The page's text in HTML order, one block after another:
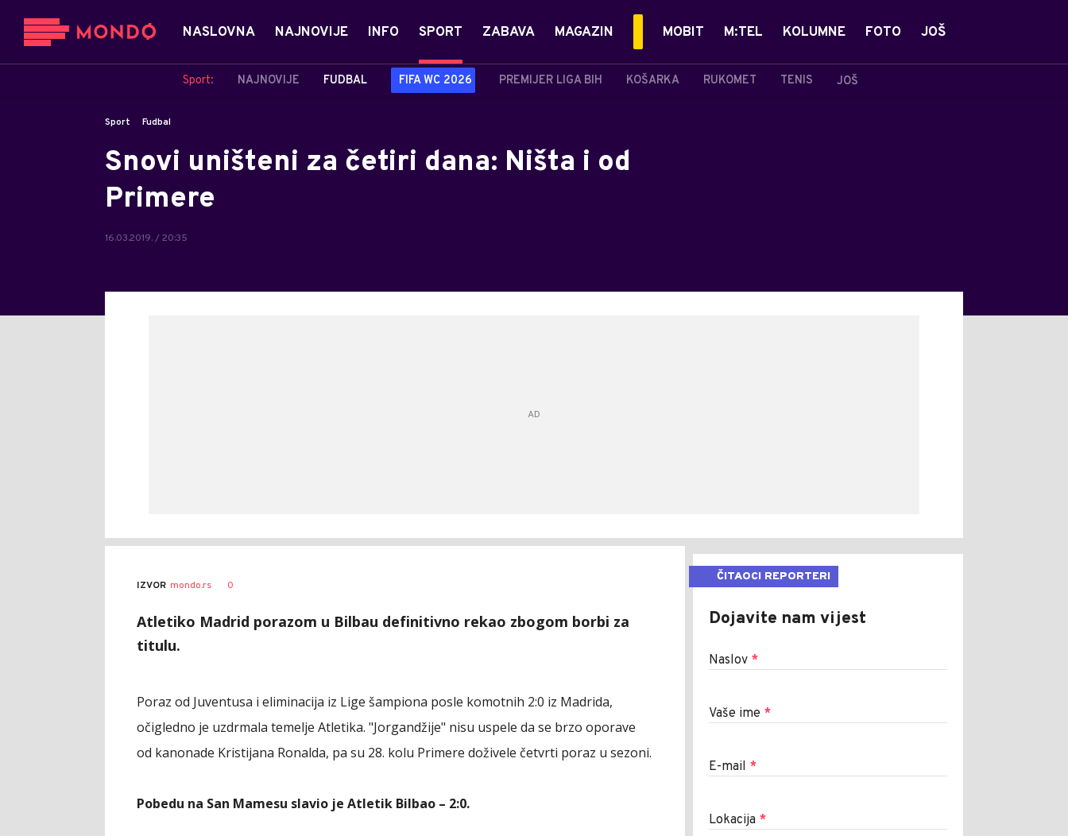
NASLOVNA NAJNOVIJE INFO SPORT
Sport: NAJNOVIJE FUDBAL FIFA WC 2026 PREMIJER LIGA BIH KOŠARKA RUKOMET TENIS JOŠ
ZABAVA MAGAZIN MOBIT M:TEL KOLUMNE FOTO JOŠ
Sport Fudbal
Snovi uništeni za četiri dana: Ništa i od
Primere
16.03.2019. / 20:35
IZVOR mondo.rs 0
Atletiko Madrid porazom u Bilbau definitivno rekao zbogom borbi za
titulu.
Poraz od Juventusa i eliminacija iz Lige šampiona posle komotnih 2:0 iz Madrida,
očigledno je uzdrmala temelje Atletika. "Jorgandžije" nisu uspele da se brzo oporave
od kanonade Kristijana Ronalda, pa su 28. kolu Primere doživele četvrti poraz u sezoni.
Pobedu na San Mamesu slavio je Atletik Bilbao – 2:0.
ČITAOCI REPORTERI
Dojavite nam vijest
Naslov *
Vaše ime *
E-mail *
Lokacija *